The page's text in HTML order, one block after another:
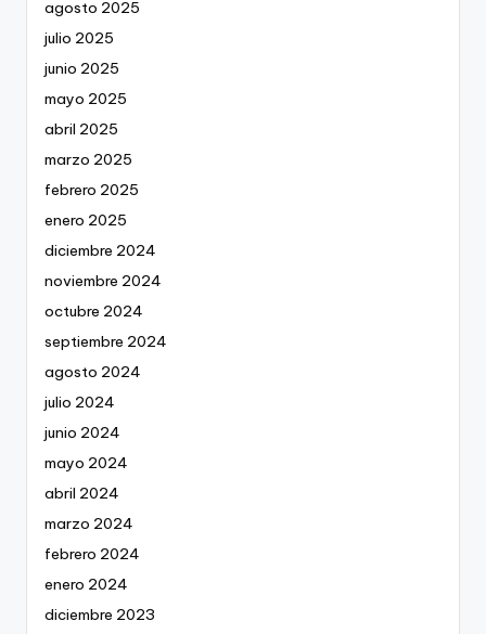
agosto 2025
julio 2025
junio 2025
mayo 2025
abril 2025
marzo 2025
febrero 2025
enero 2025
diciembre 2024
noviembre 2024
octubre 2024
septiembre 2024
agosto 2024
julio 2024
junio 2024
mayo 2024
abril 2024
marzo 2024
febrero 2024
enero 2024
diciembre 2023